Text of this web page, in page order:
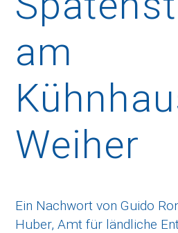
am
Weiher
Ein Nachwort von Guido
Huber, Amt für ländliche